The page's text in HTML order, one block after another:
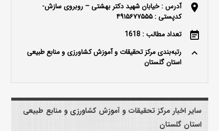
location_on
آدرس : خیابان شهید دکتر بهشتی – روبروی سازش-
کدپستی : ۴۹۱۵۶۷۷۵۵۵
event_note تعداد مطالب : 1618
keyboard_arrow_up
رتبه‌بندی مرکز تحقیقات و آموزش کشاورزی و منابع طبیعی
استان گلستان
سایر اخبار مرکز تحقیقات و آموزش کشاورزی و منابع طبیعی
استان گلستان